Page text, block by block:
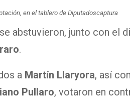
en el tablero de Diputadoscaptura
abstuvieron, junto con el
.
a Martín Llaryora, así
Pullaro, votaron en